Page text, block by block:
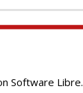
Software Libre.